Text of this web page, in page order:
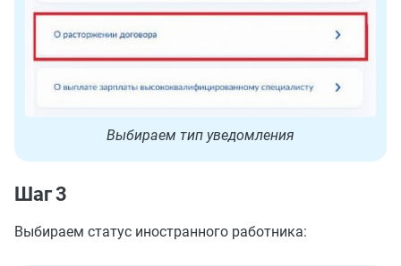
Выбираем тип уведомления
Шаг 3
Выбираем статус иностранного работника: